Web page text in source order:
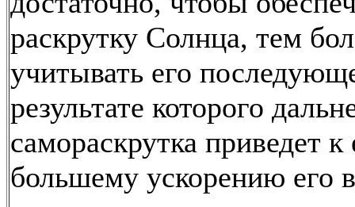
раскрутку Солнца, тем
учитывать его
результате которого
самораскрутка приведет
большему ускорению его